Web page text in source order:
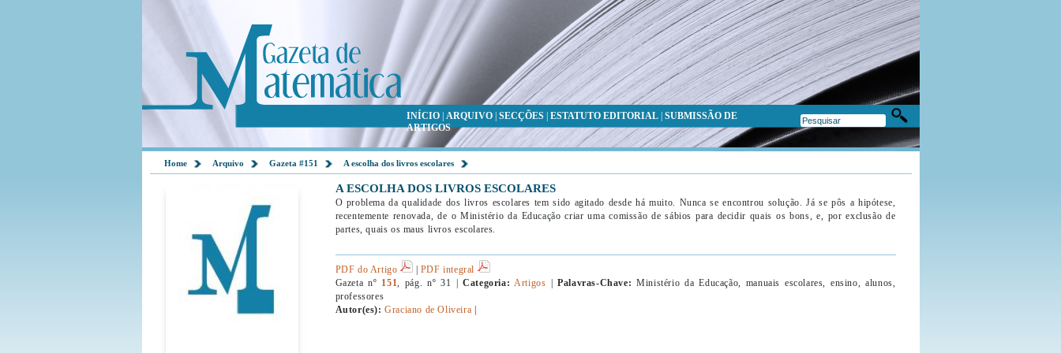
INÍCIO| ARQUIVO| SECÇÕES| ESTATUTO EDITORIAL| SUBMISSÃO DE
ARTIGOS
Home Arquivo Gazeta #151 A escolha dos livros escolares
A ESCOLHA DOS LIVROS ESCOLARES
O problema da qualidade dos livros escolares tem sido agitado desde há muito. Nunca se encontrou solução. Já se pôs a hipótese,
recentemente renovada, de o Ministério da Educação criar uma comissão de sábios para decidir quais os bons, e, por exclusão de
partes, quais os maus livros escolares.
PDF do Artigo | PDF integral
Gazeta nº 151, pág. nº 31 |Categoria: Artigos |Palavras-Chave: Ministério da Educação, manuais escolares, ensino, alunos,
professores
Autor(es): Graciano de Oliveira